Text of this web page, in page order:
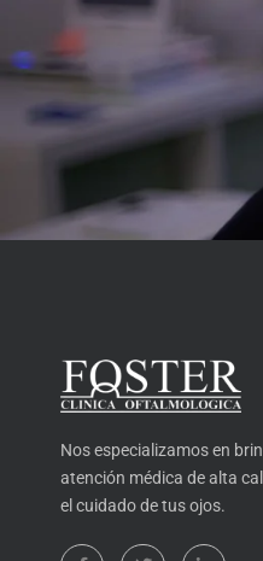
Nos especializamos en
atención médica de alta
el cuidado de tus ojos.
F T L